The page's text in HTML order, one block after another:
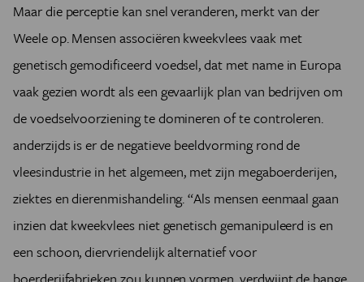
Maar die perceptie kan snel veranderen, merkt van der
Weele op. Mensen associëren kweekvlees vaak met
genetisch gemodificeerd voedsel, dat met name in Europa
vaak gezien wordt als een gevaarlijk plan van bedrijven om
de voedselvoorziening te domineren of te controleren.
anderzijds is er de negatieve beeldvorming rond de
vleesindustrie in het algemeen, met zijn megaboerderijen,
ziektes en dierenmishandeling. “Als mensen eenmaal gaan
inzien dat kweekvlees niet genetisch gemanipuleerd is en
een schoon, diervriendelijk alternatief voor